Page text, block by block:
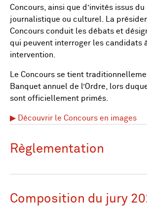
Concours, ainsi que d’invités issus
journalistique ou culturel. La
Concours conduit les débats et
qui peuvent interroger les candidats
intervention.
Le Concours se tient
Banquet annuel de l’Ordre, lors
sont officiellement primés.
▶ Découvrir le Concours en images
Règlementation
Composition du jury